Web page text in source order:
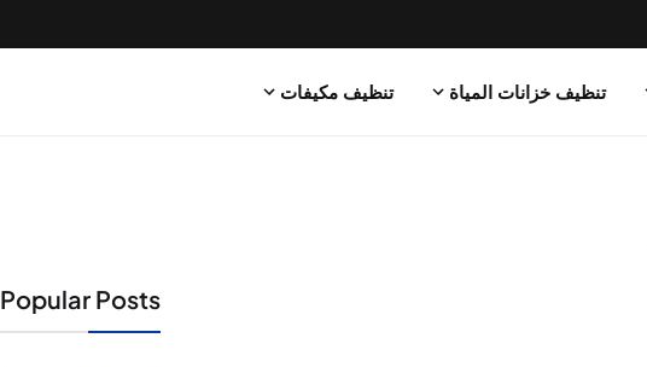
تنظيف خزانات المياة تنظيف مكيفات
Popular Posts